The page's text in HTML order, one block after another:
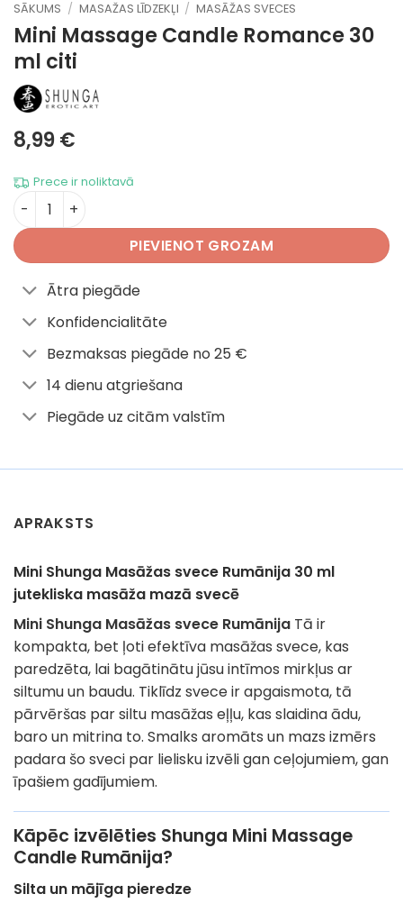
SĀKUMS / MASAŽAS LĪDZEKĻI / MASĀŽAS SVECES
Mini Massage Candle Romance 30
ml citi
8,99€
Prece ir noliktavā
Mini Massage Candle Romance 30 ml daudzums
PIEVIENOT GROZAM
Ātra piegāde
Konfidencialitāte
Bezmaksas piegāde no 25 €
14 dienu atgriešana
Piegāde uz citām valstīm
APRAKSTS
Mini Shunga Masāžas svece Rumānija 30 ml
jutekliska masāža mazā svecē
Mini Shunga Masāžas svece Rumānija Tā ir
kompakta, bet ļoti efektīva masāžas svece, kas
paredzēta, lai bagātinātu jūsu intīmos mirkļus ar
siltumu un baudu. Tiklīdz svece ir apgaismota, tā
pārvēršas par siltu masāžas eļļu, kas slaidina ādu,
baro un mitrina to. Smalks aromāts un mazs izmērs
padara šo sveci par lielisku izvēli gan ceļojumiem, gan
īpašiem gadījumiem.
Kāpēc izvēlēties Shunga Mini Massage
Candle Rumānija?
Silta un mājīga pieredze